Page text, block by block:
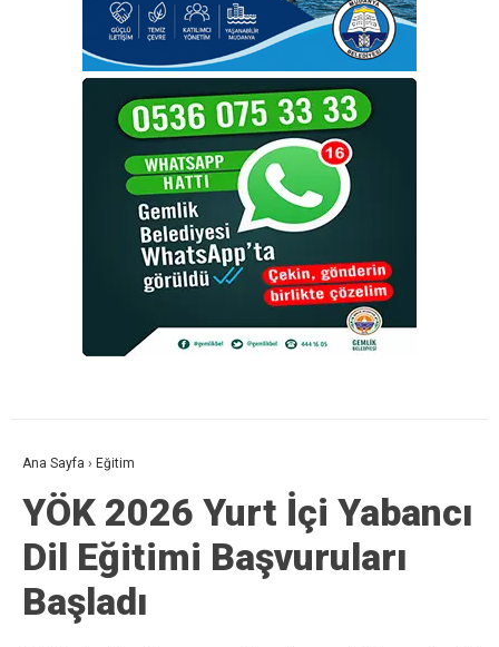
Ana Sayfa › Eğitim
YÖK 2026 Yurt İçi Yabancı
Dil Eğitimi Başvuruları
Başladı